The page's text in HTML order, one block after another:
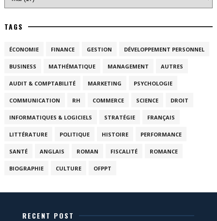
TAGS
ÉCONOMIE FINANCE GESTION DÉVELOPPEMENT PERSONNEL
BUSINESS MATHÉMATIQUE MANAGEMENT AUTRES
AUDIT & COMPTABILITÉ MARKETING PSYCHOLOGIE
COMMUNICATION RH COMMERCE SCIENCE DROIT
INFORMATIQUES & LOGICIELS STRATÉGIE FRANÇAIS
LITTÉRATURE POLITIQUE HISTOIRE PERFORMANCE
SANTÉ ANGLAIS ROMAN FISCALITÉ ROMANCE
BIOGRAPHIE CULTURE OFPPT
RECENT POST